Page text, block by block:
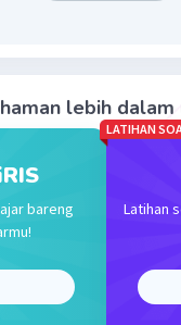
18.500
lebih dalam
bareng
LATIHAN
Latihan